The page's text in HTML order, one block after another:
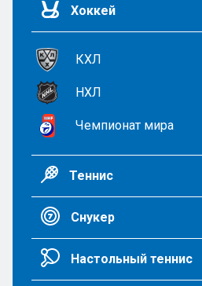
Хоккей
КХЛ
НХЛ
Чемпионат мира
Теннис
Снукер
Настольный теннис